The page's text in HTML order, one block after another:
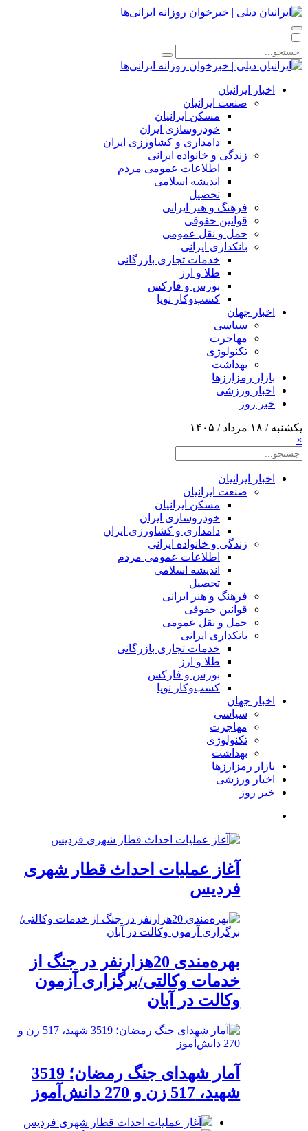
اخبار ایرانیان
صنعت ایرانیان
مسکن ایرانیان
خودروسازی ایران
دامداری و کشاورزی ایران
زندگی و خانواده ایرانی
اطلاعات عمومی مردم
اندیشه اسلامی
تحصیل
فرهنگ و هنر ایرانی
قوانین حقوقی
حمل و نقل عمومی
بانکداری ایرانی
خدمات تجاری بازرگانی
طلا و ارز
بورس و فارکس
کسب‌وکار نوپا
اخبار جهان
سیاسی
مهاجرت
تکنولوژی
بهداشت
بازار رمزارزها
اخبار ورزشی
خبر روز
یکشنبه / ۱۸ مرداد / ۱۴۰۵
×
اخبار ایرانیان
صنعت ایرانیان
مسکن ایرانیان
خودروسازی ایران
دامداری و کشاورزی ایران
زندگی و خانواده ایرانی
اطلاعات عمومی مردم
اندیشه اسلامی
تحصیل
فرهنگ و هنر ایرانی
قوانین حقوقی
حمل و نقل عمومی
بانکداری ایرانی
خدمات تجاری بازرگانی
طلا و ارز
بورس و فارکس
کسب‌وکار نوپا
اخبار جهان
سیاسی
مهاجرت
تکنولوژی
بهداشت
بازار رمزارزها
اخبار ورزشی
خبر روز
آغاز عملیات احداث قطار شهری
فردیس
بهره‌مندی 20هزارنفر در جنگ از
خدمات وکالتی/برگزاری آزمون
وکالت در آبان
آمار شهدای جنگ رمضان؛ 3519
شهید، 517 زن و 270 دانش‌آموز
آغاز عملیات احداث قطار شهری فردیس